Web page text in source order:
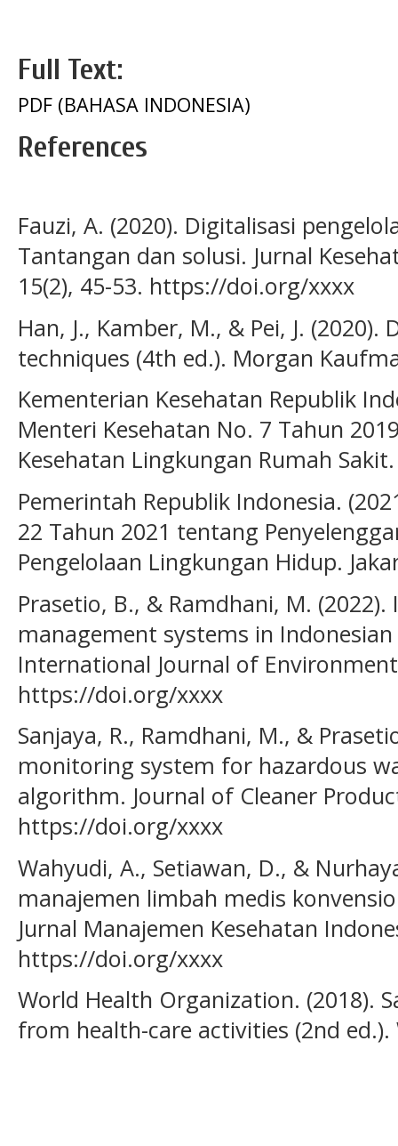
Full Text:
PDF (BAHASA INDONESIA)
References
Fauzi, A. (2020). Digitalisasi
Tantangan dan solusi. Jurnal
15(2), 45-53. https://doi.org/xxxx
Han, J., Kamber, M., & Pei, J.
techniques (4th ed.). Morgan
Kementerian Kesehatan Republik
Menteri Kesehatan No. 7 Tahun
Kesehatan Lingkungan Rumah
Pemerintah Republik Indonesia.
22 Tahun 2021 tentang
Pengelolaan Lingkungan Hidup.
Prasetio, B., & Ramdhani, M. (2022).
management systems in
International Journal of
https://doi.org/xxxx
Sanjaya, R., Ramdhani, M., &
monitoring system for hazardous
algorithm. Journal of Cleaner
https://doi.org/xxxx
Wahyudi, A., Setiawan, D., &
manajemen limbah medis
Jurnal Manajemen Kesehatan
https://doi.org/xxxx
World Health Organization. (2018).
from health-care activities (2nd ed.).